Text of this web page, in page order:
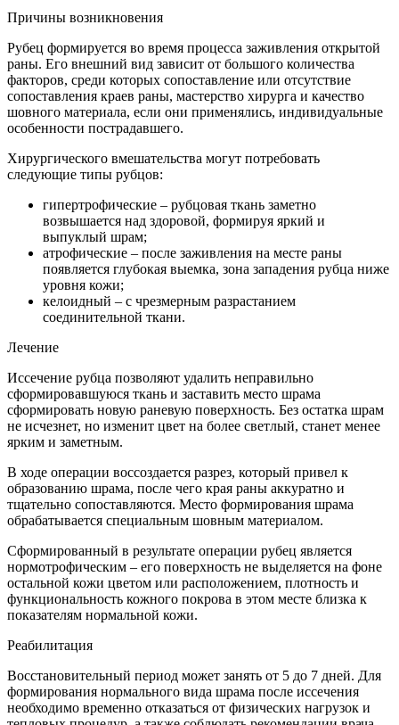
Причины возникновения
Рубец формируется во время процесса заживления открытой
раны. Его внешний вид зависит от большого количества
факторов, среди которых сопоставление или отсутствие
сопоставления краев раны, мастерство хирурга и качество
шовного материала, если они применялись, индивидуальные
особенности пострадавшего.
Хирургического вмешательства могут потребовать
следующие типы рубцов:
гипертрофические – рубцовая ткань заметно
возвышается над здоровой, формируя яркий и
выпуклый шрам;
атрофические – после заживления на месте раны
появляется глубокая выемка, зона западения рубца ниже
уровня кожи;
келоидный – с чрезмерным разрастанием
соединительной ткани.
Лечение
Иссечение рубца позволяют удалить неправильно
сформировавшуюся ткань и заставить место шрама
сформировать новую раневую поверхность. Без остатка шрам
не исчезнет, но изменит цвет на более светлый, станет менее
ярким и заметным.
В ходе операции воссоздается разрез, который привел к
образованию шрама, после чего края раны аккуратно и
тщательно сопоставляются. Место формирования шрама
обрабатывается специальным шовным материалом.
Сформированный в результате операции рубец является
нормотрофическим – его поверхность не выделяется на фоне
остальной кожи цветом или расположением, плотность и
функциональность кожного покрова в этом месте близка к
показателям нормальной кожи.
Реабилитация
Восстановительный период может занять от 5 до 7 дней. Для
формирования нормального вида шрама после иссечения
необходимо временно отказаться от физических нагрузок и